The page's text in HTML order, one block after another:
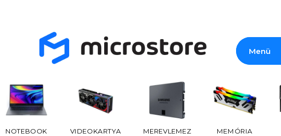
Menü
NOTEBOOK VIDEOKARTYA MEREVLEMEZ MEMÓRIA